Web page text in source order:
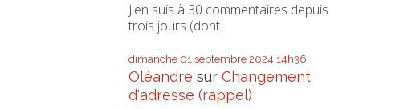
J'en suis à 30 commentaires depuis
trois jours (dont...
dimanche 01 septembre 2024 14h36
Oléandre sur Changement
d'adresse (rappel)